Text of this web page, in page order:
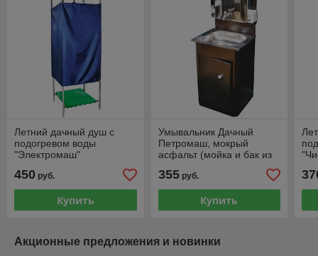
Летний дачный душ с
подогревом воды
"Электромаш"
450 руб.
Купить
Умывальник Дачный
Петромаш, мокрый
асфальт (мойка и бак из
нержавеющей стали) 20л
с подогревом
355руб.
Купить
Акционные предложения и новинки